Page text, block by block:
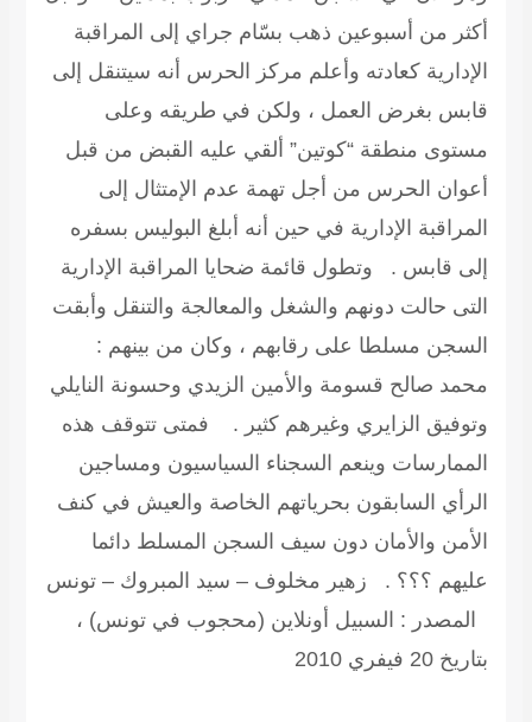
أكثر من أسبوعين ذهب بسّام جراي إلى المراقبة
الإدارية كعادته وأعلم مركز الحرس أنه سيتنقل إلى
قابس بغرض العمل ، ولكن في طريقه وعلى
مستوى منطقة “كوتين” ألقي عليه القبض من قبل
أعوان الحرس من أجل تهمة عدم الإمتثال إلى
المراقبة الإدارية في حين أنه أبلغ البوليس بسفره
إلى قابس . وتطول قائمة ضحايا المراقبة الإدارية
التى حالت دونهم والشغل والمعالجة والتنقل وأبقت
السجن مسلطا على رقابهم ، وكان من بينهم :
محمد صالح قسومة والأمين الزيدي وحسونة النايلي
وتوفيق الزايري وغيرهم كثير . فمتى تتوقف هذه
الممارسات وينعم السجناء السياسيون ومساجين
الرأي السابقون بحرياتهم الخاصة والعيش في كنف
الأمن والأمان دون سيف السجن المسلط دائما
عليهم ؟؟؟ . زهير مخلوف – سيد المبروك – تونس
المصدر : السبيل أونلاين (محجوب في تونس) ،
بتاريخ 20 فيفري 2010